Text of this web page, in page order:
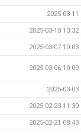
2025-03-11
2025-03-10 13:32
2025-03-07 10:03
2025-03-06 10:09
2025-03-03
2025-02-23 11:30
2025-02-21 08:43